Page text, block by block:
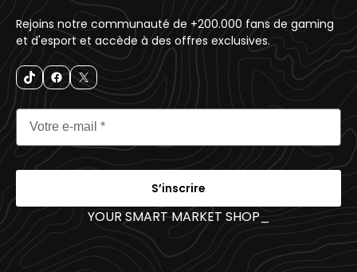
Rejoins notre communauté de +200.000 fans de gaming
et d'esport et accède à des offres exclusives.
S’inscrire
YOUR SMART MARKET SHOP _